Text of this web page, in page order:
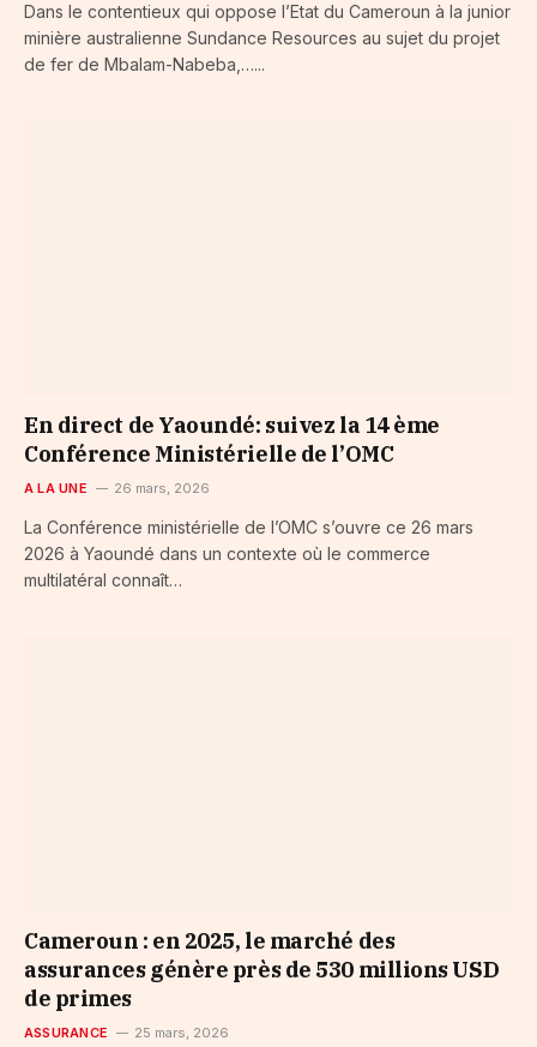
Dans le contentieux qui oppose l’Etat du Cameroun à la junior
minière australienne Sundance Resources au sujet du projet
de fer de Mbalam-Nabeba,…...
En direct de Yaoundé: suivez la 14 ème
Conférence Ministérielle de l’OMC
A LA UNE 26 mars, 2026
La Conférence ministérielle de l’OMC s’ouvre ce 26 mars
2026 à Yaoundé dans un contexte où le commerce
multilatéral connaît…
Cameroun : en 2025, le marché des
assurances génère près de 530 millions USD
de primes
ASSURANCE 25 mars, 2026